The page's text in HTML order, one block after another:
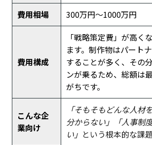
費用相場
300万円〜1000万円
費用構成
「戦略策定費」が高く
ます。制作物はパート
することが多く、その
ンが乗るため、総額は
がちです。
こんな企
業向け
「そもそもどんな人材
分からない」「人事制
い」 という根本的な課